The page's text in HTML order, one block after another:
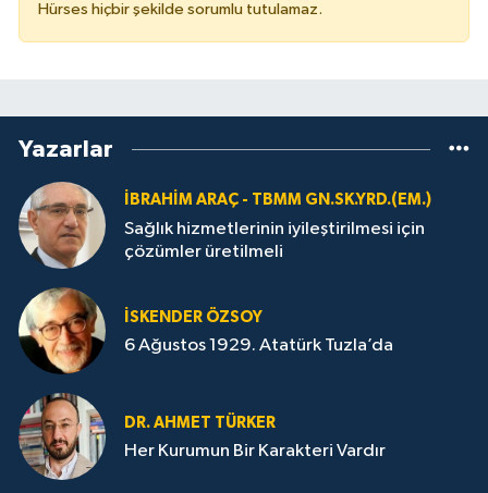
Hürses hiçbir şekilde sorumlu tutulamaz.
Yazarlar
İBRAHIM ARAÇ - TBMM GN.SK.YRD.(EM.)
Sağlık hizmetlerinin iyileştirilmesi için
çözümler üretilmeli
İSKENDER ÖZSOY
6 Ağustos 1929. Atatürk Tuzla’da
DR. AHMET TÜRKER
Her Kurumun Bir Karakteri Vardır